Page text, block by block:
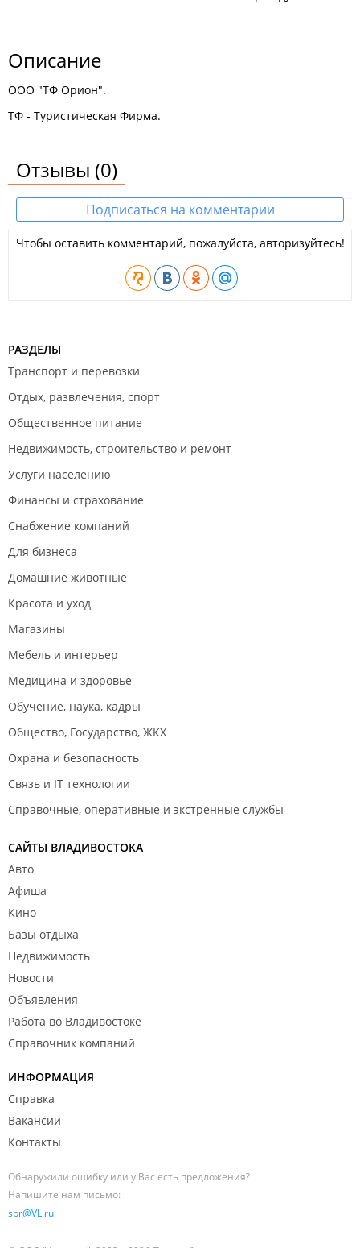
Описание
ООО "ТФ Орион".
ТФ - Туристическая Фирма.
Отзывы (0)
Подписаться на комментарии
Чтобы оставить комментарий, пожалуйста, авторизуйтесь!
РАЗДЕЛЫ
Транспорт и перевозки
Отдых, развлечения, спорт
Общественное питание
Недвижимость, строительство и ремонт
Услуги населению
Финансы и страхование
Снабжение компаний
Для бизнеса
Домашние животные
Красота и уход
Магазины
Мебель и интерьер
Медицина и здоровье
Обучение, наука, кадры
Общество, Государство, ЖКХ
Охрана и безопасность
Связь и IT технологии
Справочные, оперативные и экстренные службы
САЙТЫ ВЛАДИВОСТОКА
Авто
Афиша
Кино
Базы отдыха
Недвижимость
Новости
Объявления
Работа во Владивостоке
Справочник компаний
ИНФОРМАЦИЯ
Справка
Вакансии
Контакты
Обнаружили ошибку или у Вас есть предложения?
Напишите нам письмо:
spr@VL.ru